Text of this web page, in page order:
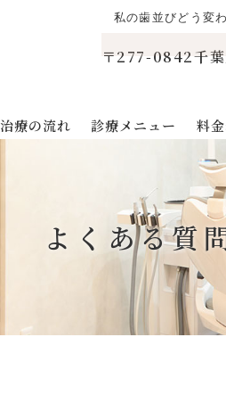
私の歯並びどう変
〒277-0842千
治療の流れ 診療メニュー 料
よくある質